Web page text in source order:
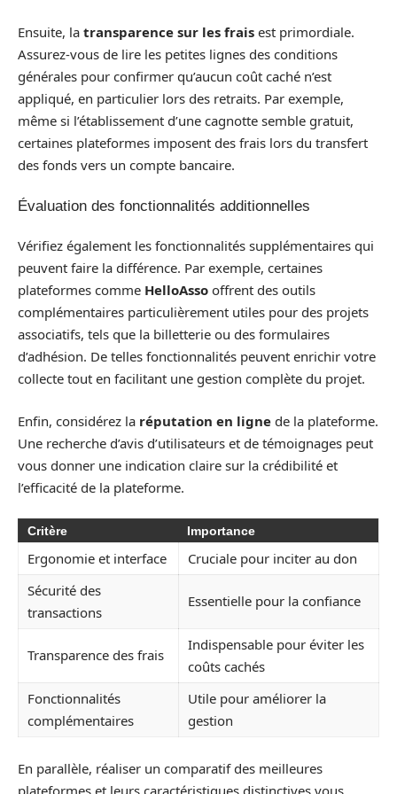
Ensuite, la transparence sur les frais est primordiale.
Assurez-vous de lire les petites lignes des conditions
générales pour confirmer qu’aucun coût caché n’est
appliqué, en particulier lors des retraits. Par exemple,
même si l’établissement d’une cagnotte semble gratuit,
certaines plateformes imposent des frais lors du transfert
des fonds vers un compte bancaire.
Évaluation des fonctionnalités additionnelles
Vérifiez également les fonctionnalités supplémentaires qui
peuvent faire la différence. Par exemple, certaines
plateformes comme HelloAsso offrent des outils
complémentaires particulièrement utiles pour des projets
associatifs, tels que la billetterie ou des formulaires
d’adhésion. De telles fonctionnalités peuvent enrichir votre
collecte tout en facilitant une gestion complète du projet.
Enfin, considérez la réputation en ligne de la plateforme.
Une recherche d’avis d’utilisateurs et de témoignages peut
vous donner une indication claire sur la crédibilité et
l’efficacité de la plateforme.
Critère Importance
Ergonomie et interface
Cruciale pour inciter au don
Sécurité des
transactions
Essentielle pour la confiance
Transparence des frais
Indispensable pour éviter les
coûts cachés
Fonctionnalités
complémentaires
Utile pour améliorer la
gestion
En parallèle, réaliser un comparatif des meilleures
plateformes et leurs caractéristiques distinctives vous